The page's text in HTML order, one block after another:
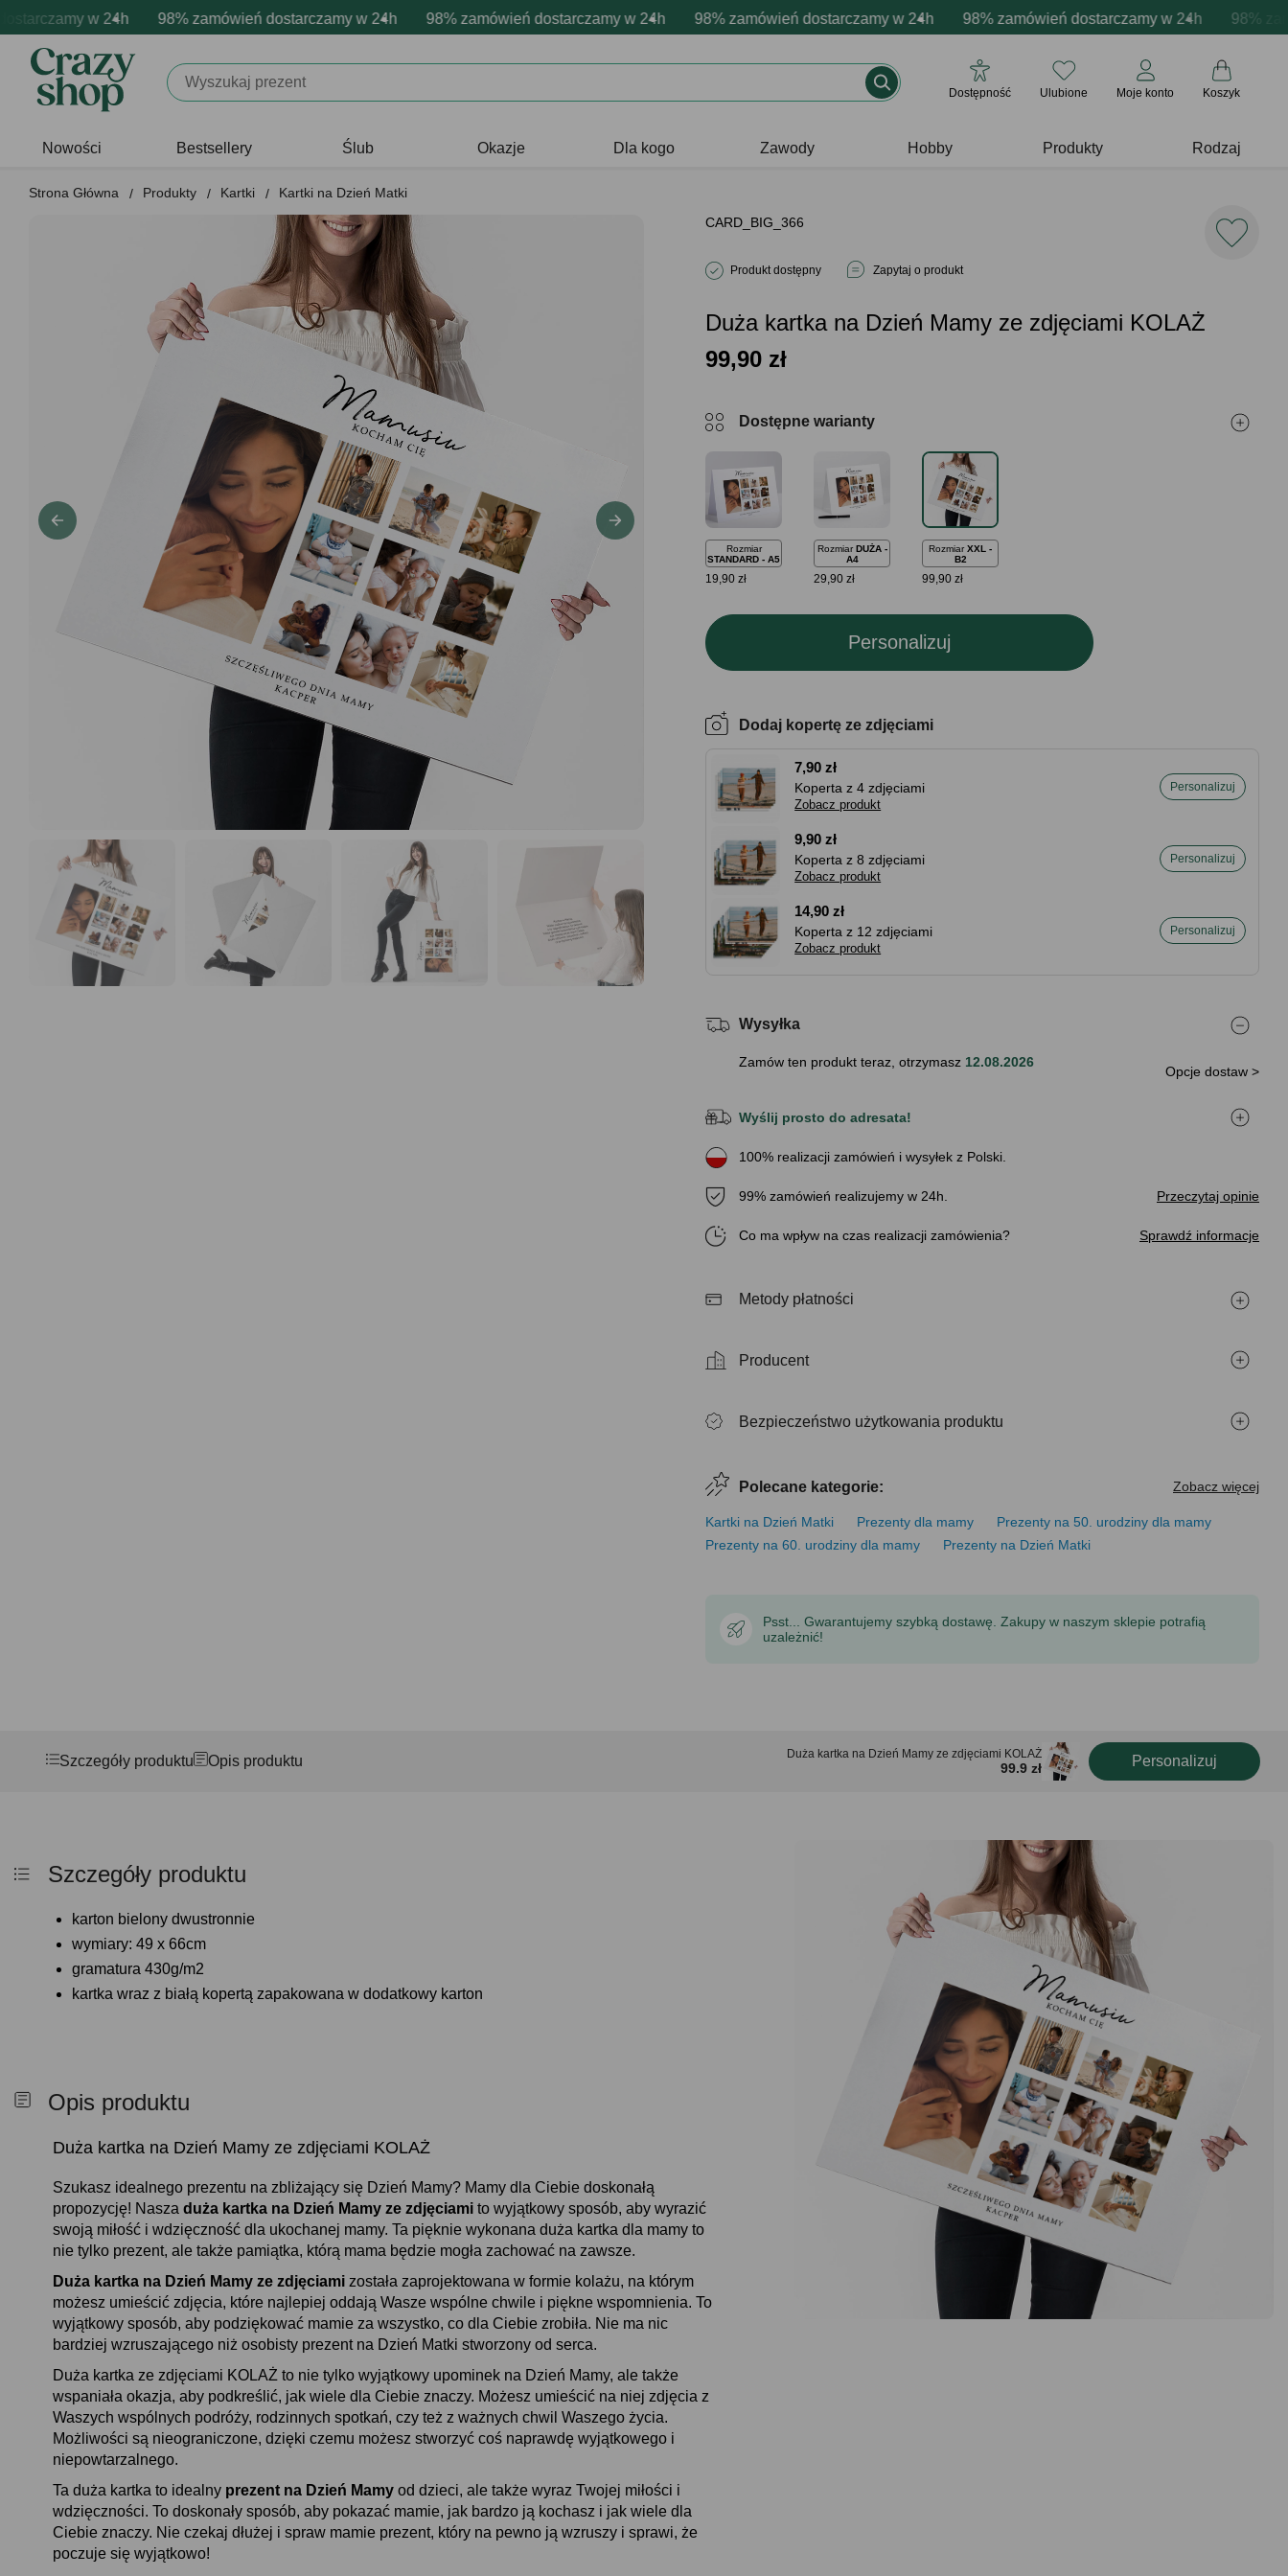
w 24h 98% zamówień dostarczamy w 24h 98% zamówień dostarczamy w 24h 98% zamówień dostarczamy w 24h 98% zamówień dostarczamy w 24h 98%
personalizacja produktów Profesjonalna i darmowa personalizacja produktów Profesjonalna i darmowa personalizacja produktów Profesjonalna i darmowa personalizacja
emocje - zawsze udane prezenty Prezentujemy pozytywne emocje - zawsze udane prezenty Prezentujemy pozytywne emocje - zawsze udane prezenty Prezentujemy
Dostępność Ulubione Moje konto Koszyk
Nowości Bestsellery Ślub Okazje Dla kogo Zawody Hobby Produkty Rodzaj
Strona Główna Produkty Kartki
Kartki na Dzień Matki
CARD_BIG_366
Produkt dostępny Zapytaj o produkt
Duża kartka na Dzień Mamy ze zdjęciami KOLAŻ
99,90 zł
Dostępne warianty
Rozmiar
STANDARD - A5
19,90 zł
Rozmiar DUŻA -
A4
29,90 zł
RozmiarXXL -
B2
99,90 zł
Personalizuj
Dodaj kopertę ze zdjęciami
7,90 zł
Koperta z 4 zdjęciami
Zobacz produkt
Personalizuj
9,90 zł
Koperta z 8 zdjęciami
Zobacz produkt
Personalizuj
14,90 zł
Koperta z 12 zdjęciami
Zobacz produkt
Personalizuj
Wysyłka
Zamów ten produkt teraz, otrzymasz 12.08.2026
Opcje dostaw >
Wyślij prosto do adresata!
100% realizacji zamówień i wysyłek z Polski.
99% zamówień realizujemy w 24h. Przeczytaj opinie
Co ma wpływ na czas realizacji zamówienia Sprawdź informacje
Metody płatności
Producent
Bezpieczeństwo użytkowania produktu
Polecane kategorie: Zobacz więcej
Kartki na Dzień Matki Prezenty dla mamy
Prezenty na 50. urodziny dla mamy
Prezenty na 60. urodziny dla mamy
Prezenty na Dzień Matki
Psst... Gwarantujemy szybką dostawę. Zakupy w naszym sklepie potrafią
uzależnić!
Szczegóły produktu Opis produktu Duża kartka na Dzień Mamy ze zdjęciami KOLAŻ
99.9 zł Personalizuj
Szczegóły produktu
karton bielony dwustronnie
wymiary: 49 x 66cm
gramatura 430g/m2
kartka wraz z białą kopertą zapakowana w dodatkowy karton
Opis produktu
Duża kartka na Dzień Mamy ze zdjęciami KOLAŻ
Szukasz idealnego prezentu na zbliżający się Dzień Mamy? Mamy dla Ciebie doskonałą
propozycję! Nasza duża kartka na Dzień Mamy ze zdjęciami to wyjątkowy sposób, aby wyrazić
swoją miłość i wdzięczność dla ukochanej mamy. Ta pięknie wykonana duża kartka dla mamy to
nie tylko prezent, ale także pamiątka, którą mama będzie mogła zachować na zawsze.
Duża kartka na Dzień Mamy ze zdjęciami została zaprojektowana w formie kolażu, na którym
możesz umieścić zdjęcia, które najlepiej oddają Wasze wspólne chwile i piękne wspomnienia. To
wyjątkowy sposób, aby podziękować mamie za wszystko, co dla Ciebie zrobiła. Nie ma nic
bardziej wzruszającego niż osobisty prezent na Dzień Matki stworzony od serca.
Duża kartka ze zdjęciami KOLAŻ to nie tylko wyjątkowy upominek na Dzień Mamy, ale także
wspaniała okazja, aby podkreślić, jak wiele dla Ciebie znaczy. Możesz umieścić na niej zdjęcia z
Waszych wspólnych podróży, rodzinnych spotkań, czy też z ważnych chwil Waszego życia.
Możliwości są nieograniczone, dzięki czemu możesz stworzyć coś naprawdę wyjątkowego i
niepowtarzalnego.
Ta duża kartka to idealny prezent na Dzień Mamy od dzieci, ale także wyraz Twojej miłości i
wdzięczności. To doskonały sposób, aby pokazać mamie, jak bardzo ją kochasz i jak wiele dla
Ciebie znaczy. Nie czekaj dłużej i spraw mamie prezent, który na pewno ją wzruszy i sprawi, że
poczuje się wyjątkowo!